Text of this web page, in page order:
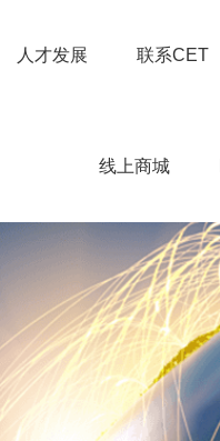
人才发展 联系CET
线上商城